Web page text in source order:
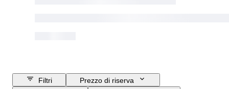
Filtri
Prezzo di riserva